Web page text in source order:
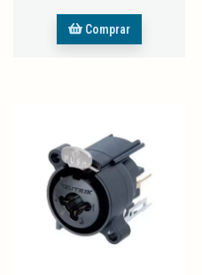
Comprar